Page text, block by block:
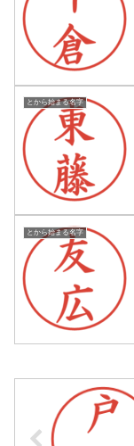
とから始まる名字
とから始まる名字